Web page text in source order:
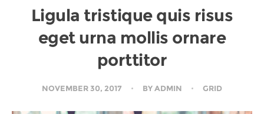
Ligula tristique quis risus
eget urna mollis ornare
porttitor
NOVEMBER 30, 2017 BYADMIN GRID